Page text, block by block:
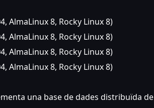
AlmaLinux 8, Rocky Linux 8)
AlmaLinux 8, Rocky Linux 8)
AlmaLinux 8, Rocky Linux 8)
AlmaLinux 8, Rocky Linux 8)
una base de dades distribuïda de